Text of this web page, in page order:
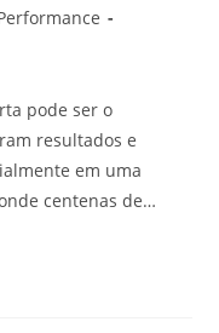
pode ser o
resultados e
em uma
centenas de…